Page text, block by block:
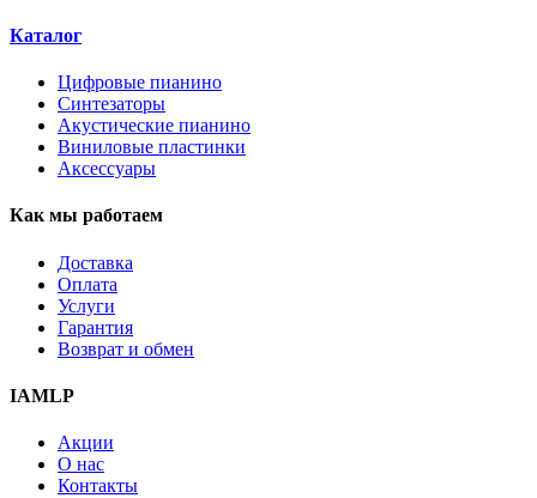
Каталог
Цифровые пианино
Синтезаторы
Акустические пианино
Виниловые пластинки
Аксессуары
Как мы работаем
Доставка
Оплата
Услуги
Гарантия
Возврат и обмен
IAMLP
Акции
О нас
Контакты